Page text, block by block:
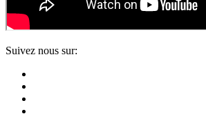
Suivez nous sur: